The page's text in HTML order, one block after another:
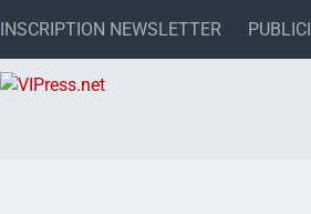
INSCRIPTION NEWSLETTER